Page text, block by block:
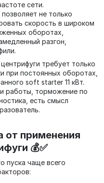
сети.
не только
скорость в широком
оборотах,
разгон,
требует только
при постоянных оборотах,
soft starter 11 кВт.
работы, торможение по
есть смысл
от применения
💰✅
пуска чаще всего